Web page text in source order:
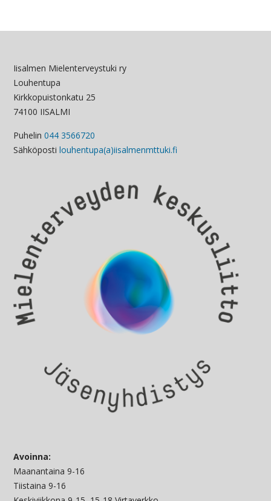
Iisalmen Mielenterveystuki ry
Louhentupa
Kirkkopuistonkatu 25
74100 IISALMI
Puhelin 044 3566720
Sähköposti louhentupa(a)iisalmenmttuki.fi
Avoinna:
Maanantaina 9-16
Tiistaina 9-16